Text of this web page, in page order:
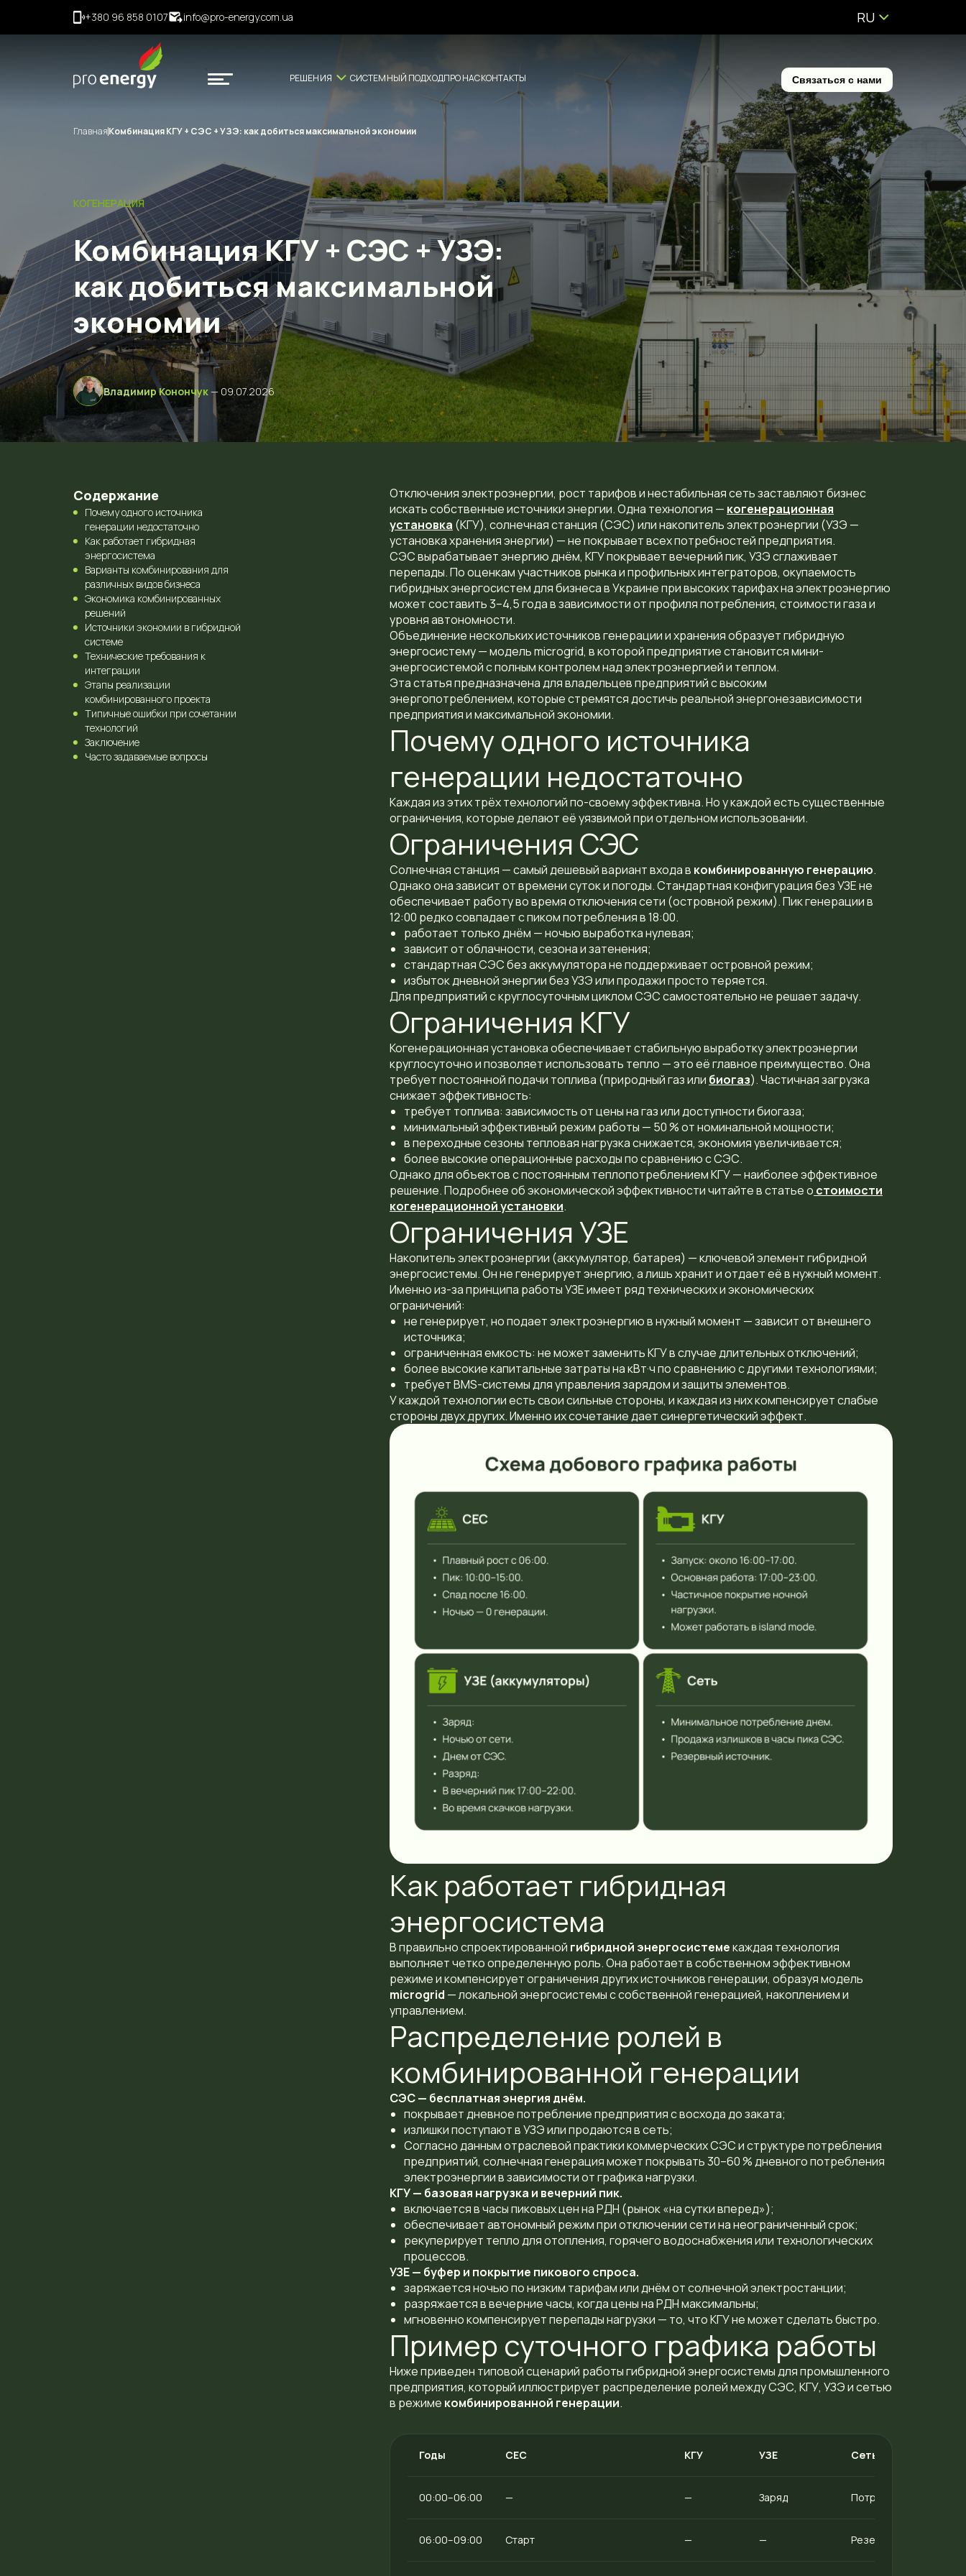
+380 96 858 0107 info@pro-energy.com.ua RU
РЕШЕНИЯ СИСТЕМНЫЙ ПОДХОДПРО НАСКОНТАКТЫ Связаться с нами
ГлавнаяКомбинация КГУ + СЭС + УЗЭ: как добиться максимальной экономии
КОГЕНЕРАЦИЯ
Комбинация КГУ + СЭС + УЗЭ:
как добиться максимальной
экономии
Владимир Конончук— 09.07.2026
Содержание
Почему одного источника
генерации недостаточно
Как работает гибридная
энергосистема
Варианты комбинирования для
различных видов бизнеса
Экономика комбинированных
решений
Источники экономии в гибридной
системе
Технические требования к
интеграции
Этапы реализации
комбинированного проекта
Типичные ошибки при сочетании
технологий
Заключение
Часто задаваемые вопросы
Отключения электроэнергии, рост тарифов и нестабильная сеть заставляют бизнес
искать собственные источники энергии. Одна технология — когенерационная
установка (КГУ), солнечная станция (СЭС) или накопитель электроэнергии (УЗЭ —
установка хранения энергии) — не покрывает всех потребностей предприятия.
СЭС вырабатывает энергию днём, КГУ покрывает вечерний пик, УЗЭ сглаживает
перепады. По оценкам участников рынка и профильных интеграторов, окупаемость
гибридных энергосистем для бизнеса в Украине при высоких тарифах на электроэнергию
может составить 3–4,5 года в зависимости от профиля потребления, стоимости газа и
уровня автономности.
Объединение нескольких источников генерации и хранения образует гибридную
энергосистему — модель microgrid, в которой предприятие становится мини-
энергосистемой с полным контролем над электроэнергией и теплом.
Эта статья предназначена для владельцев предприятий с высоким
энергопотреблением, которые стремятся достичь реальной энергонезависимости
предприятия и максимальной экономии.
Почему одного источника
генерации недостаточно
Каждая из этих трёх технологий по-своему эффективна. Но у каждой есть существенные
ограничения, которые делают её уязвимой при отдельном использовании.
Ограничения СЭС
Солнечная станция — самый дешевый вариант входа в комбинированную генерацию.
Однако она зависит от времени суток и погоды. Стандартная конфигурация без УЗЕ не
обеспечивает работу во время отключения сети (островной режим). Пик генерации в
12:00 редко совпадает с пиком потребления в 18:00.
работает только днём — ночью выработка нулевая;
зависит от облачности, сезона и затенения;
стандартная СЭС без аккумулятора не поддерживает островной режим;
избыток дневной энергии без УЗЭ или продажи просто теряется.
Для предприятий с круглосуточным циклом СЭС самостоятельно не решает задачу.
Ограничения КГУ
Когенерационная установка обеспечивает стабильную выработку электроэнергии
круглосуточно и позволяет использовать тепло — это её главное преимущество. Она
требует постоянной подачи топлива (природный газ или биогаз). Частичная загрузка
снижает эффективность:
требует топлива: зависимость от цены на газ или доступности биогаза;
минимальный эффективный режим работы — 50 % от номинальной мощности;
в переходные сезоны тепловая нагрузка снижается, экономия увеличивается;
более высокие операционные расходы по сравнению с СЭС.
Однако для объектов с постоянным теплопотреблением КГУ — наиболее эффективное
решение. Подробнее об экономической эффективности читайте встатье о стоимости
когенерационной установки.
Ограничения УЗЕ
Накопитель электроэнергии (аккумулятор, батарея) — ключевой элементгибридной
энергосистемы. Он не генерирует энергию, а лишь хранит и отдает её в нужный момент.
Именно из-за принципа работы УЗЕ имеет ряд технических и экономических
ограничений:
не генерирует, но подает электроэнергию в нужный момент — зависит от внешнего
источника;
ограниченная емкость: не может заменить КГУ в случае длительных отключений;
более высокие капитальные затраты на кВт·ч по сравнению с другими технологиями;
требует BMS-системы для управления зарядом и защиты элементов.
У каждой технологии есть свои сильные стороны, и каждая из них компенсирует слабые
стороны двух других. Именно их сочетание дает синергетический эффект.
Как работает гибридная
энергосистема
В правильно спроектированной гибридной энергосистемекаждая технология
выполняет четко определенную роль. Она работает в собственном эффективном
режиме и компенсирует ограничения других источников генерации, образуя модель
microgrid — локальной энергосистемы с собственной генерацией, накоплением и
управлением.
Распределение ролей в
комбинированной генерации
СЭС — бесплатная энергия днём.
покрывает дневное потребление предприятия с восхода до заката;
излишки поступают в УЗЭ или продаются в сеть;
Согласно данным отраслевой практики коммерческих СЭС и структуре потребления
предприятий, солнечная генерация может покрывать 30–60 % дневного потребления
электроэнергии в зависимости от графика нагрузки.
КГУ — базовая нагрузка и вечерний пик.
включается в часы пиковых цен на РДН (рынок «на сутки вперед»);
обеспечивает автономный режим при отключении сети на неограниченный срок;
рекуперирует тепло для отопления, горячего водоснабжения или технологических
процессов.
УЗЕ — буфер и покрытие пикового спроса.
заряжается ночью по низким тарифам или днём от солнечной электростанции;
разряжается в вечерние часы, когда цены на РДН максимальны;
мгновенно компенсирует перепады нагрузки — то, что КГУ не может сделать быстро.
Пример суточного графика работы
Ниже приведен типовой сценарий работы гибридной энергосистемы для промышленного
предприятия, который иллюстрирует распределение ролей между СЭС, КГУ, УЗЭ и сетью
в режиме комбинированной генерации.
Годы СЕС КГУ УЗЕ Сеть
00:00–06:00 — — Заряд Потребление
06:00–09:00 Старт — — Резерв